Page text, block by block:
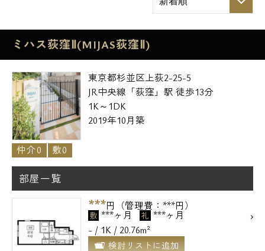
ミハス荻窪Ⅱ(MIJAS荻窪Ⅱ)
東京都杉並区上荻2-25-5
JR中央線「荻窪」駅 徒歩13分
1K～1DK
2019年10月築
仲介0 敷0
部屋一覧
***円（管理費：***円）
敷 ***ヶ月 礼 ***ヶ月
- / 1K / 20.76m²
検討リストに追加